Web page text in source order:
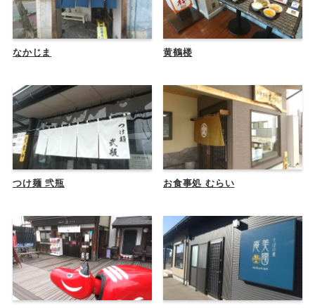
なかじま 黄鶴楼
つけ麺 弐瓶 お食事処 むらい